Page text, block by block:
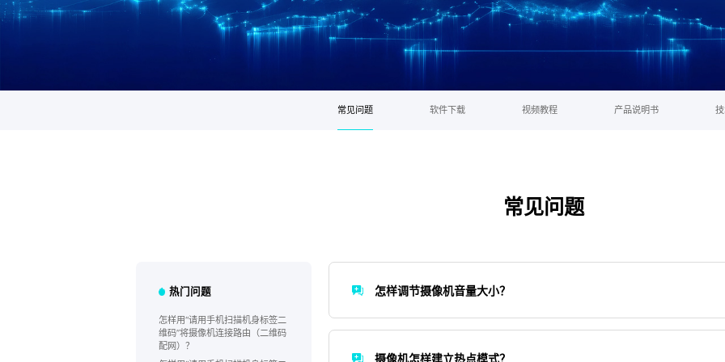
常见问题 软件下载 视频教程 产品说明书
常见问题
热门问题
怎样用“请用手机扫描机身标签二
维码”将摄像机连接路由（二维码
配网）？
怎样调节摄像机音量大小？
摄像机怎样建立热点模式？